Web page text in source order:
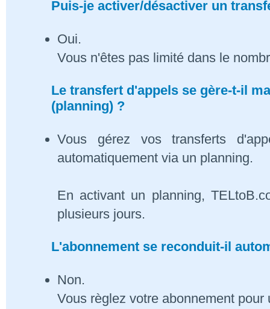
Puis-je activer/désactiver un
Oui.
Vous n'êtes pas limité dans le
Le transfert d'appels se gère-t-il
(planning) ?
Vous gérez vos transferts
automatiquement via un planning.
En activant un planning,
plusieurs jours.
L'abonnement se reconduit-il
Non.
Vous règlez votre abonnement